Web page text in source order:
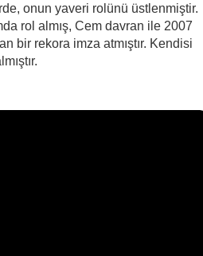
onun yaveri rolünü üstlenmiştir.
rol almış, Cem davran ile 2007
bir rekora imza atmıştır. Kendisi